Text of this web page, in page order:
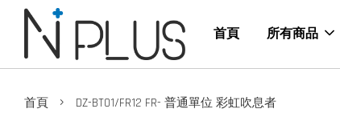
首頁 所有商品
首頁 › DZ-BT01/FR12 FR- 普通單位 彩虹吹息者